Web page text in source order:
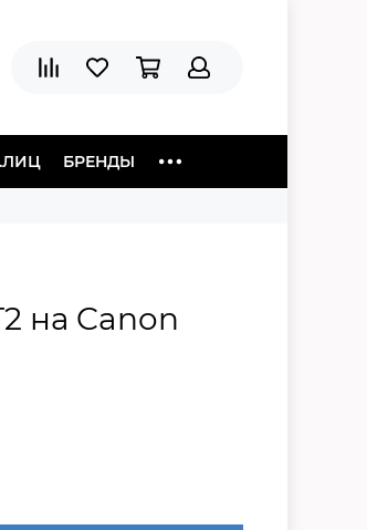
БРЕНДЫ
на Canon